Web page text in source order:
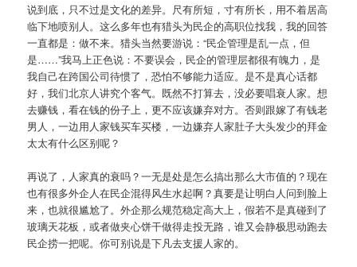
说到底，只不过是文化的差异。尺有所短，寸有所长，用不着居高
临下地喷别人。这么多年也有猎头为民企的高职位找我，我的回答
一直都是：做不来。猎头当然要游说：“民企管理是乱一点，但
是……”我马上正色说：不要误会，民企的管理层都很有魄力，是
我自己在跨国公司待惯了，恐怕不够能力适应。是不是真心话都
好，我们北京人讲究个客气。既然不打算去，没必要唱衰人家。想
去赚钱，看在钱的份子上，更不应该嫌弃对方。否则跟嫁了有钱老
男人，一边用人家钱买车买楼，一边嫌弃人家肚子大头发少的拜金
太太有什么区别呢？
再说了，人家真的衰吗？一无是处是怎么搞出那么大市值的？现在
也有很多外企人在民企混得风生水起啊？真要是让明白人问到脸上
来，也就很尴尬了。外企那么规范稳定高大上，假若不是真碰到了
玻璃天花板，或者做夹心饼干做得走投无路，谁又会静极思动跑去
民企捞一把呢。你可别说是下凡去支援人家的。